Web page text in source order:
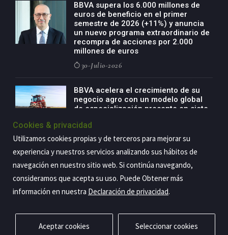
BBVA supera los 6.000 millones de
euros de beneficio en el primer
semestre de 2026 (+11%) y anuncia
un nuevo programa extraordinario de
recompra de acciones por 2.000
millones de euros
30-Julio-2026
BBVA acelera el crecimiento de su
negocio agro con un modelo global
de especialización presente en siete
Copyright@2026 Estrategia Empresarial
Aviso legal Política de cookies Contacto
Cookies & privacidad
Utilizamos cookies propias y de terceros para mejorar su
experiencia y nuestros servicios analizando sus hábitos de
navegación en nuestro sitio web. Si continúa navegando,
consideramos que acepta su uso. Puede Obtener más
información en nuestra Declaración de privacidad.
Aceptar cookies Seleccionar cookies